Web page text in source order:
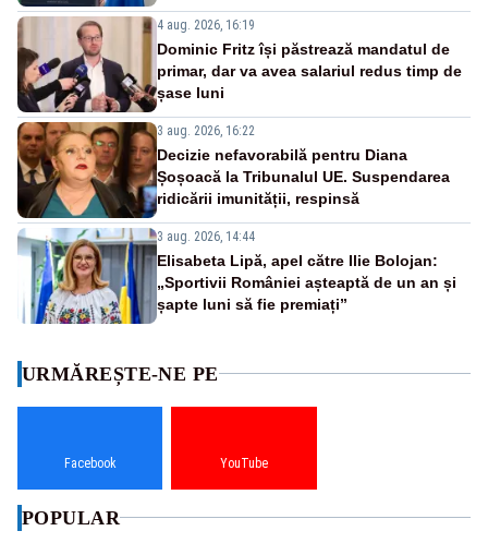
4 aug. 2026, 16:19
Dominic Fritz își păstrează mandatul de
primar, dar va avea salariul redus timp de
șase luni
3 aug. 2026, 16:22
Decizie nefavorabilă pentru Diana
Șoșoacă la Tribunalul UE. Suspendarea
ridicării imunității, respinsă
3 aug. 2026, 14:44
Elisabeta Lipă, apel către Ilie Bolojan:
„Sportivii României așteaptă de un an și
șapte luni să fie premiați”
URMĂREȘTE-NE PE
Facebook YouTube
POPULAR